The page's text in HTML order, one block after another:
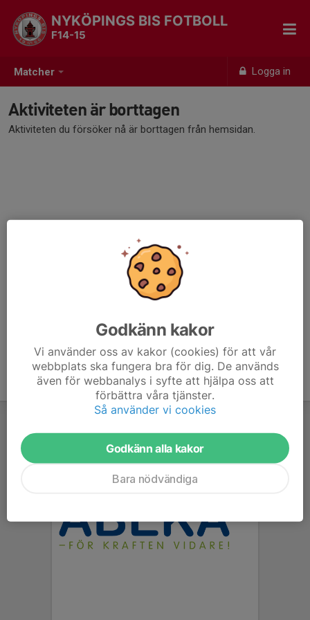
Matcher Logga in
NYKÖPINGS BIS FOTBOLL
F14-15
Aktiviteten är borttagen
Aktiviteten du försöker nå är borttagen från hemsidan.
Godkänn kakor
Vi använder oss av kakor (cookies) för att vår
webbplats ska fungera bra för dig. De används
även för webbanalys i syfte att hjälpa oss att
förbättra våra tjänster.
Så använder vi cookies
Godkänn alla kakor
Bara nödvändiga